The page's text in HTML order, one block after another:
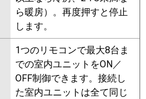
ら暖房）。再度押すと停止
します。
1つのリモコンで最大8台ま
での室内ユニットをON／
OFF制御できます。接続し
た室内ユニットは全て同じ